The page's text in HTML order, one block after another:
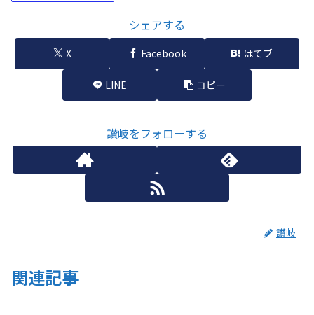
シェアする
X Facebook はてブ
LINE コピー
讃岐をフォローする
讃岐
関連記事